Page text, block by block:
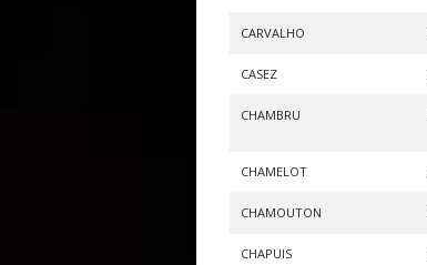
CARVALHO
CASEZ
CHAMBRU
CHAMELOT
CHAMOUTON
CHAPUIS